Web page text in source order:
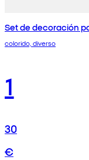
Set de decoración
colorido, diverso
1
30
€